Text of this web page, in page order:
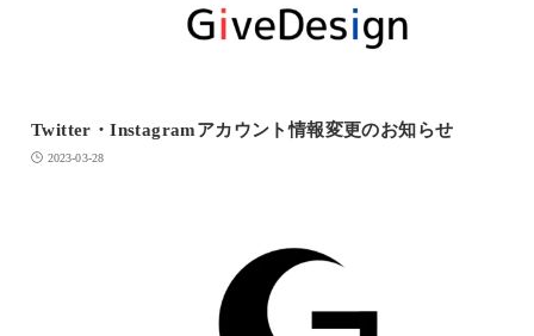
Twitter・Instagramアカウント情報変更のお知らせ
2023-03-28